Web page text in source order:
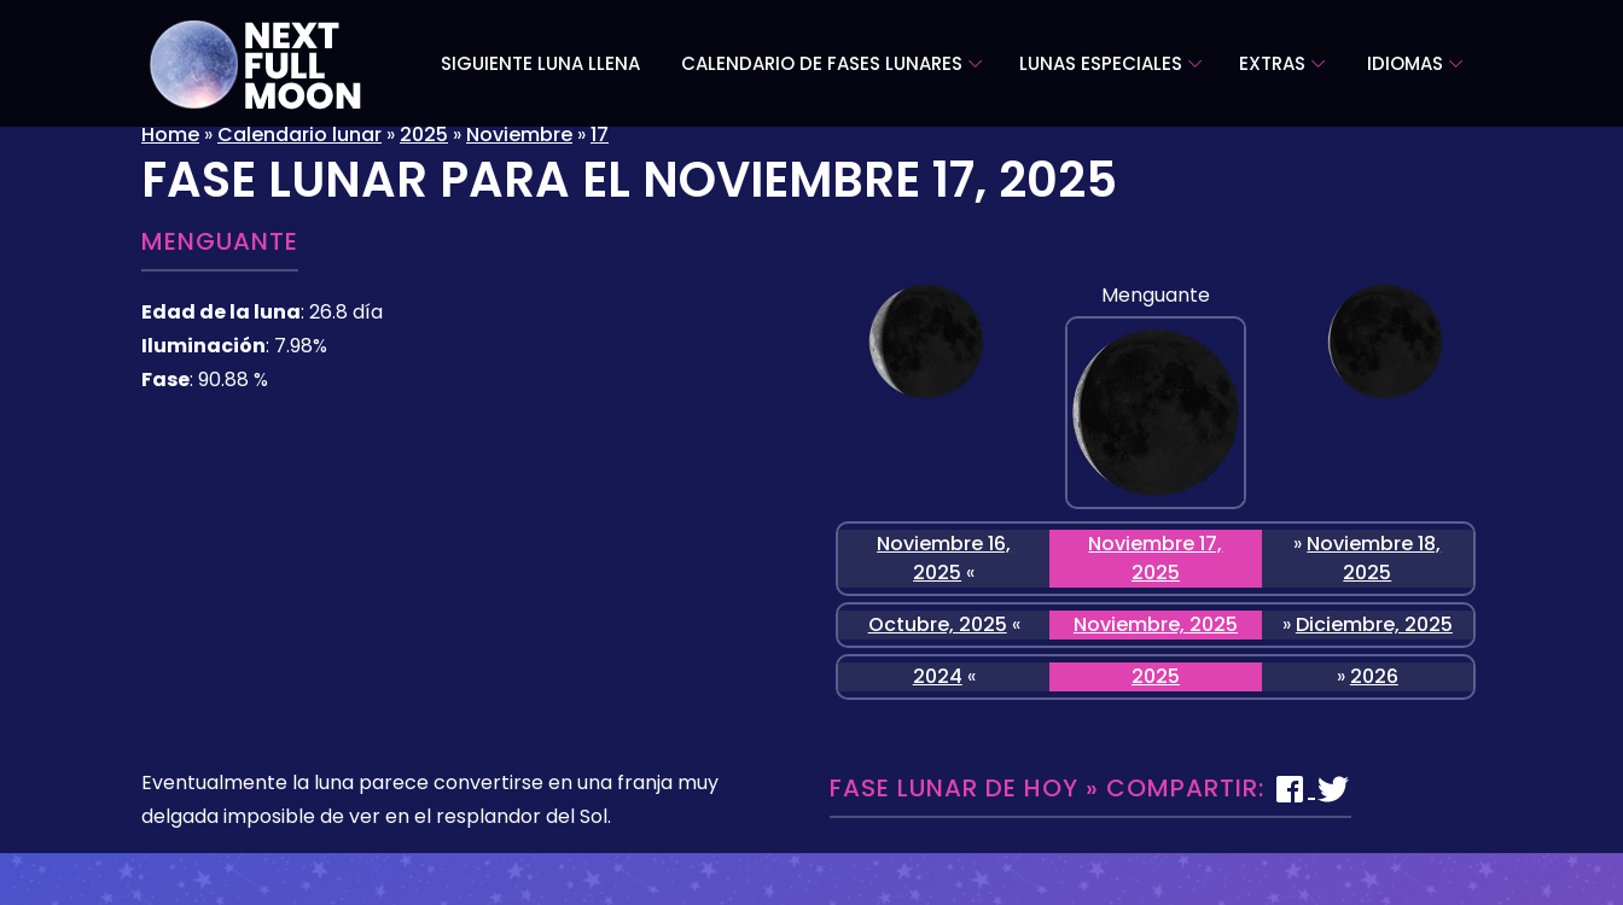
SIGUIENTE LUNA LLENA CALENDARIO DE FASES LUNARES LUNAS ESPECIALES EXTRAS IDIOMAS
Home»Calendario lunar»2025»Noviembre»17
FASE LUNAR PARA EL NOVIEMBRE 17, 2025
MENGUANTE
Edad de la luna: 26.8 día
Iluminación: 7.98%
Fase: 90.88 %
Menguante
Noviembre 16,
2025 «
Noviembre 17,
2025
» Noviembre 18,
2025
Octubre, 2025 « Noviembre, 2025 » Diciembre, 2025
2024 « 2025 » 2026
Eventualmente la luna parece convertirse en una franja muy
delgada imposible de ver en el resplandor del Sol.
FASE LUNAR DE HOY » COMPARTIR: